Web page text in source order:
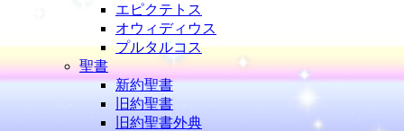
エピクテトス
オウィディウス
プルタルコス
聖書
新約聖書
旧約聖書
旧約聖書外典